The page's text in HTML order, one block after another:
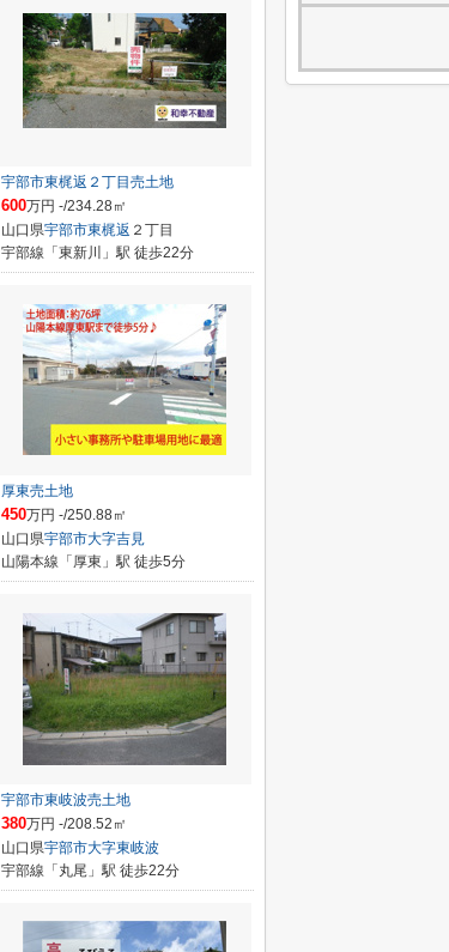
宇部市東梶返２丁目売土地
600万円 -/234.28㎡
山口県宇部市東梶返 ２丁目
宇部線「東新川」駅 徒歩22分
厚東売土地
450万円 -/250.88㎡
山口県宇部市大字吉見
山陽本線「厚東」駅 徒歩5分
宇部市東岐波売土地
380万円 -/208.52㎡
山口県宇部市大字東岐波
宇部線「丸尾」駅 徒歩22分